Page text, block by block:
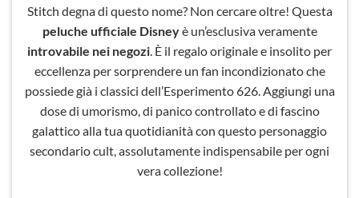
Stitch degna di questo nome? Non cercare oltre! Questa
peluche ufficiale Disneyè un’esclusiva veramente
introvabile nei negozi. È il regalo originale e insolito per
eccellenza per sorprendere un fan incondizionato che
possiede già i classici dell’Esperimento 626. Aggiungi una
dose di umorismo, di panico controllato e di fascino
galattico alla tua quotidianità con questo personaggio
secondario cult, assolutamente indispensabile per ogni
vera collezione!